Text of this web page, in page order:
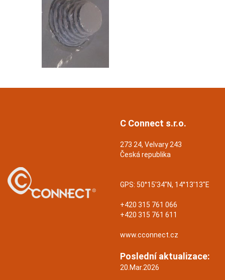
C Connect s.r.o.
273 24, Velvary 243
Česká republika
GPS: 50°15'34"N, 14°13'13"E
+420 315 761 066
+420 315 761 611
www.cconnect.cz
Poslední aktualizace:
20.Mar.2026